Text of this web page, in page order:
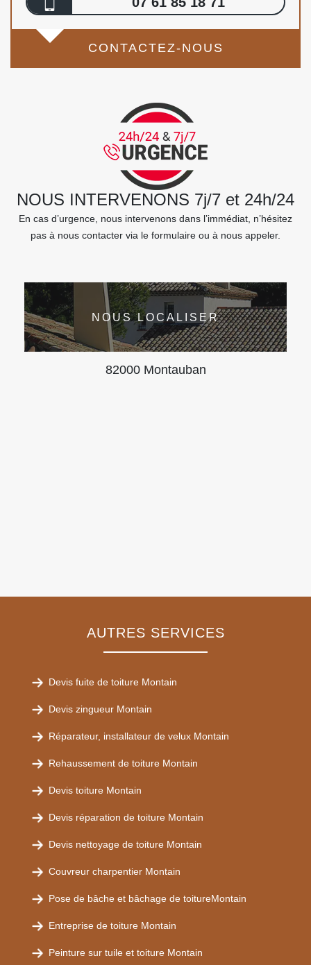
CONTACTEZ-NOUS
NOUS INTERVENONS 7j/7 et 24h/24
En cas d’urgence, nous intervenons dans l’immédiat, n’hésitez
pas à nous contacter via le formulaire ou à nous appeler.
NOUS LOCALISER
82000 Montauban
AUTRES SERVICES
Devis fuite de toiture Montain
Devis zingueur Montain
Réparateur, installateur de velux Montain
Rehaussement de toiture Montain
Devis toiture Montain
Devis réparation de toiture Montain
Devis nettoyage de toiture Montain
Couvreur charpentier Montain
Pose de bâche et bâchage de toitureMontain
Entreprise de toiture Montain
Peinture sur tuile et toiture Montain